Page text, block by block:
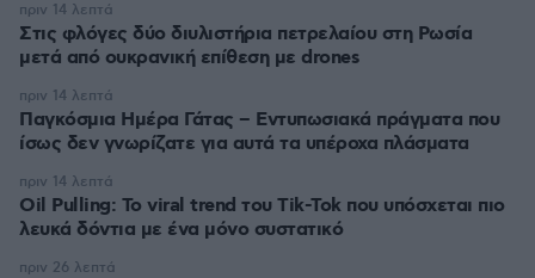
Στις φλόγες δύο διυλιστήρια πετρελαίου στη Ρωσία
μετά από ουκρανική επίθεση με drones
πριν 14 λεπτά
Παγκόσμια Ημέρα Γάτας – Εντυπωσιακά πράγματα που
ίσως δεν γνωρίζατε για αυτά τα υπέροχα πλάσματα
πριν 14 λεπτά
Oil Pulling: To viral trend του Tik-Tok που υπόσχεται πιο
λευκά δόντια με ένα μόνο συστατικό
πριν 14 λεπτά
πριν 26 λεπτά